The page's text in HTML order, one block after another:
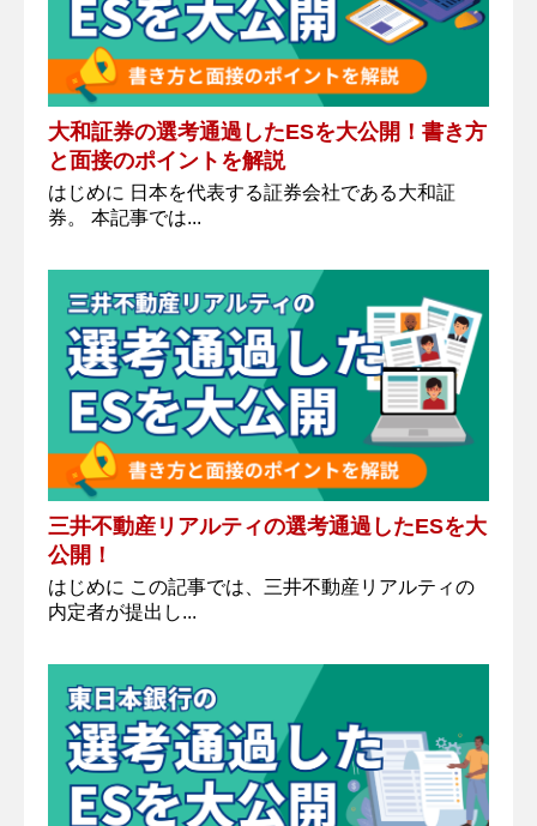
大和証券の選考通過したESを大公開！書き方
と面接のポイントを解説
はじめに 日本を代表する証券会社である大和証
券。 本記事では...
三井不動産リアルティの選考通過したESを大
公開！
はじめに この記事では、三井不動産リアルティの
内定者が提出し...